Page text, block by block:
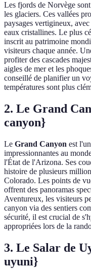
Les fjords de Norvège
les glaciers. Ces vallées
paysages vertigineux,
eaux cristallines. Le plus
inscrit au patrimoine
visiteurs chaque année.
profiter des cascades
aigles de mer et les
conseillé de planifier un
températures sont plus
2. Le Grand
canyon}
Le Grand Canyon est
impressionnantes au
l'État de l'Arizona. Ses
histoire de plusieurs
Colorado. Les points de
offrent des panoramas
Aventureux, les visiteurs
canyon via des sentiers
sécurité, il est crucial de
appropriées lors de la
3. Le Salar de
uyuni}